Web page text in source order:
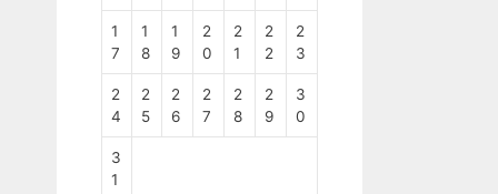
1
7
1
8
1
9
2
0
2
1
2
2
2
3
2
4
2
5
2
6
2
7
2
8
2
9
3
0
3
1